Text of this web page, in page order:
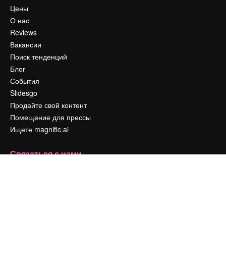
Цены
О нас
Reviews
Вакансии
Поиск тенденций
Блог
События
Slidesgo
Продайте свой контент
Помещение для прессы
Ищете magnific.ai
Связаться с нами